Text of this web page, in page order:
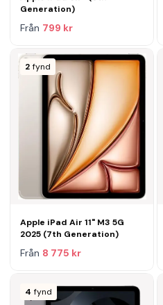
Generation)
Från 799 kr
2 fynd
Apple iPad Air 11" M3 5G
2025 (7th Generation)
Från 8 775 kr
4 fynd